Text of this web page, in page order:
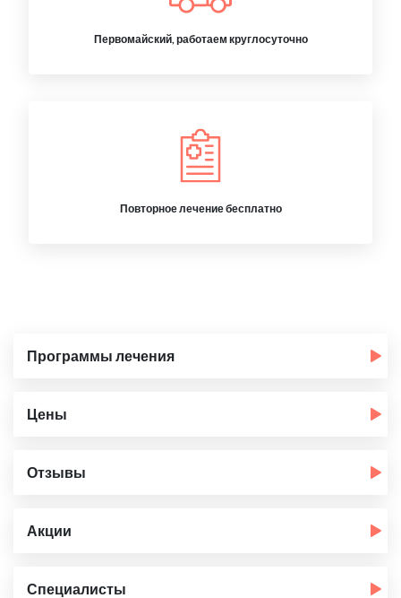
Первомайский, работаем круглосуточно
Повторное лечение бесплатно
Программы лечения
Цены
Отзывы
Акции
Специалисты